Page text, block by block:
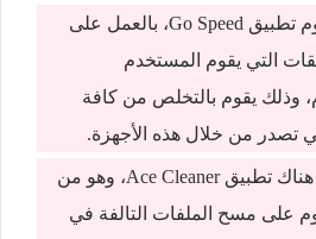
إلى جانب ذلك، يقوم تطبيق Go Speed، بالعمل على
التي يقوم المستخدم
وذلك يقوم بالتخلص من كافة
تصدر من خلال هذه الأجهزة.
كما يجب الذكر أن هناك تطبيق Ace Cleaner، وهو من
على مسح الملفات التالفة في